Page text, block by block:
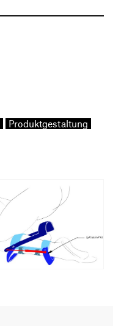
Produktgestaltung